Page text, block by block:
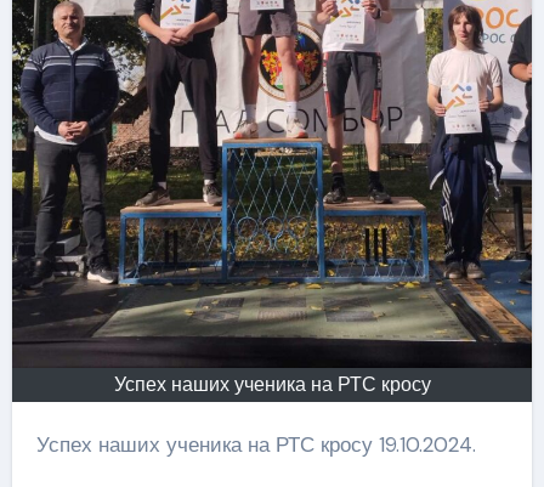
Успех наших ученика на РТС кросу
Успех наших ученика на РТС кросу 19.10.2024.